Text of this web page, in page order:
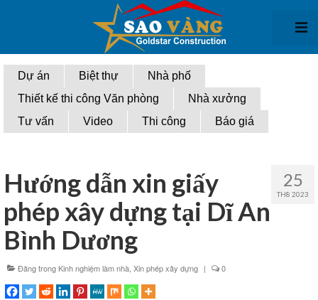
Giới thiệu
Thiết kế kiến trúc
Thiết kế biệt thự
Thiết kế văn phòng
Thiết kế nhà xưởng
Thi công xây dựng
Dự án Biệt thự
Nhà phố
Thiết kế thi công Văn phòng
Nhà xưởng
Tư vấn
Video Thi công Báo giá
25
TH8 2023
Hướng dẫn xin giấy
phép xây dựng tại Dĩ An
Bình Dương
Đăng trong Kinh nghiệm làm nhà Xin phép xây dựng | 0